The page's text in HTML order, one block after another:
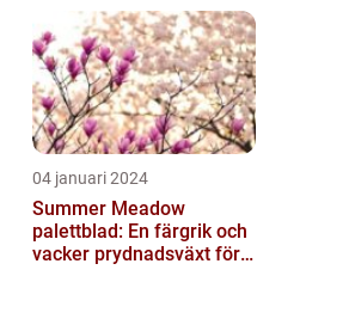
04 januari 2024
Summer Meadow
palettblad: En färgrik och
vacker prydnadsväxt för